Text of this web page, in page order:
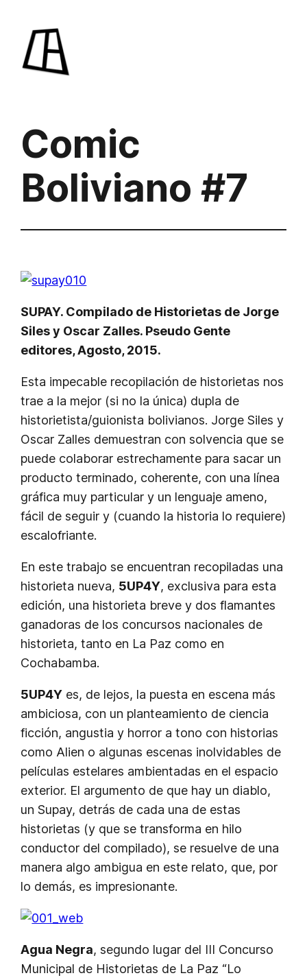
contenido
Comic
Boliviano #7
SUPAY. Compilado de Historietas de Jorge
Siles y Oscar Zalles. Pseudo Gente
editores, Agosto, 2015.
Esta impecable recopilación de historietas nos
trae a la mejor (si no la única) dupla de
historietista/guionista bolivianos. Jorge Siles y
Oscar Zalles demuestran con solvencia que se
puede colaborar estrechamente para sacar un
producto terminado, coherente, con una línea
gráfica muy particular y un lenguaje ameno,
fácil de seguir y (cuando la historia lo requiere)
escalofriante.
En este trabajo se encuentran recopiladas una
historieta nueva, 5UP4Y, exclusiva para esta
edición, una historieta breve y dos flamantes
ganadoras de los concursos nacionales de
historieta, tanto en La Paz como en
Cochabamba.
5UP4Y es, de lejos, la puesta en escena más
ambiciosa, con un planteamiento de ciencia
ficción, angustia y horror a tono con historias
como Alien o algunas escenas inolvidables de
películas estelares ambientadas en el espacio
exterior. El argumento de que hay un diablo,
un Supay, detrás de cada una de estas
historietas (y que se transforma en hilo
conductor del compilado), se resuelve de una
manera algo ambigua en este relato, que, por
lo demás, es impresionante.
Agua Negra, segundo lugar del III Concurso
Municipal de Historietas de La Paz “Lo